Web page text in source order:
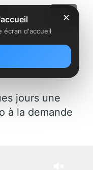
X
jours une
à la demande
✕
écran d'accueil